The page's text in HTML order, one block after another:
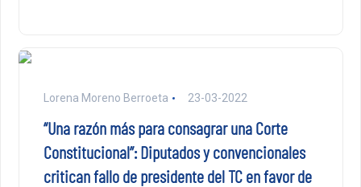
Lorena Moreno Berroeta 23-03-2022
“Una razón más para consagrar una Corte
Constitucional”: Diputados y convencionales
critican fallo de presidente del TC en favor de